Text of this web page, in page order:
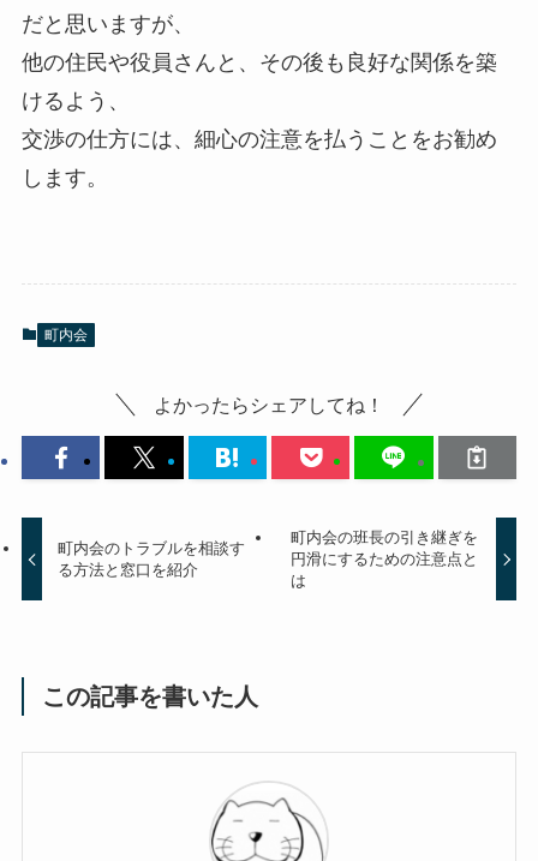
だと思いますが、
他の住民や役員さんと、その後も良好な関係を築
けるよう、
交渉の仕方には、細心の注意を払うことをお勧め
します。
町内会
よかったらシェアしてね！
町内会のトラブルを相談す
る方法と窓口を紹介
町内会の班長の引き継ぎを
円滑にするための注意点と
は
この記事を書いた人